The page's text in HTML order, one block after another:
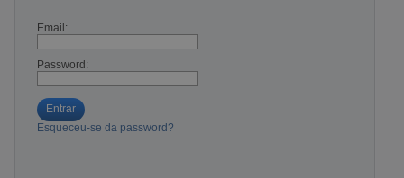
Email:
Password:
Entrar
Esqueceu-se da password?